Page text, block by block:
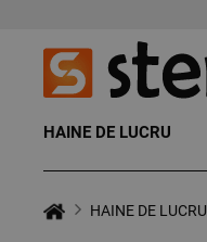
HAINE DE LUCRU
HAINE DE LUCRU